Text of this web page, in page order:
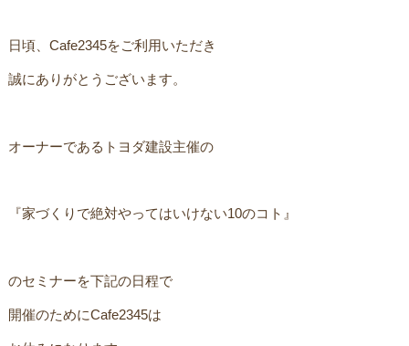
日頃、Cafe2345をご利用いただき
誠にありがとうございます。
オーナーであるトヨダ建設主催のㅤ
『家づくりで絶対やってはいけない10のコト』ㅤ
のセミナーを下記の日程でㅤ
開催のためにCafe2345はㅤ